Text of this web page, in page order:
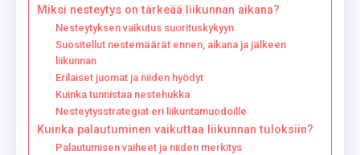
Miksi nesteytys on tärkeää liikunnan aikana?
Nesteytyksen vaikutus suorituskykyyn
Suositellut nestemäärät ennen, aikana ja jälkeen
liikunnan
Erilaiset juomat ja niiden hyödyt
Kuinka tunnistaa nestehukka
Nesteytysstrategiat eri liikuntamuodoille
Kuinka palautuminen vaikuttaa liikunnan tuloksiin?
Palautumisen vaiheet ja niiden merkitys